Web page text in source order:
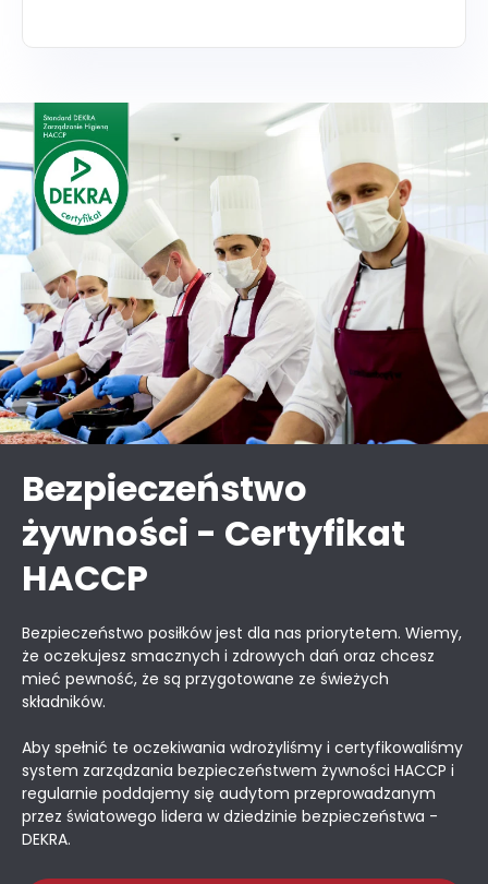
Bezpieczeństwo
żywności - Certyfikat
HACCP
Bezpieczeństwo posiłków jest dla nas priorytetem. Wiemy,
że oczekujesz smacznych i zdrowych dań oraz chcesz
mieć pewność, że są przygotowane ze świeżych
składników.
Aby spełnić te oczekiwania wdrożyliśmy i certyfikowaliśmy
system zarządzania bezpieczeństwem żywności HACCP i
regularnie poddajemy się audytom przeprowadzanym
przez światowego lidera w dziedzinie bezpieczeństwa -
DEKRA.